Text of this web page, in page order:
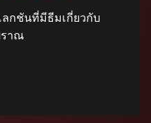
กชันที่มีธีมเกี่ยวกับ
ราณ